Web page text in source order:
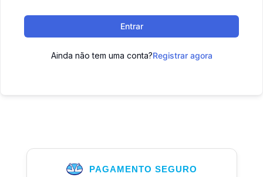
Entrar
Ainda não tem uma conta?Registrar agora
PAGAMENTO SEGURO